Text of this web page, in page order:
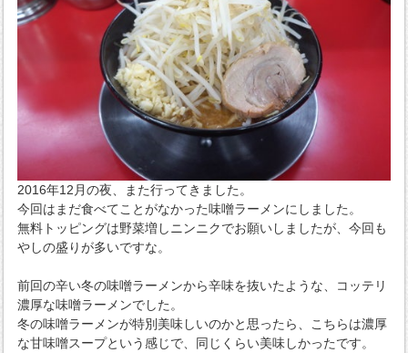
2016年12月の夜、また行ってきました。
今回はまだ食べてことがなかった味噌ラーメンにしました。
無料トッピングは野菜増しニンニクでお願いしましたが、今回も
やしの盛りが多いですな。
前回の辛い冬の味噌ラーメンから辛味を抜いたような、コッテリ
濃厚な味噌ラーメンでした。
冬の味噌ラーメンが特別美味しいのかと思ったら、こちらは濃厚
な甘味噌スープという感じで、同じくらい美味しかったです。